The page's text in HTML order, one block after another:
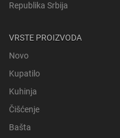
Republika Srbija
VRSTE PROIZVODA
Novo
Kupatilo
Kuhinja
Čišćenje
Bašta